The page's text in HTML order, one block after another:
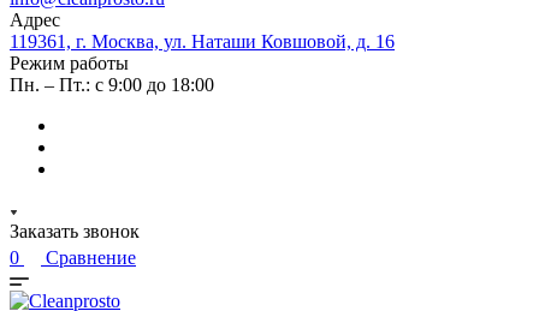
Адрес
119361, г. Москва, ул. Наташи Ковшовой, д. 16
Режим работы
Пн. – Пт.: с 9:00 до 18:00
Заказать звонок
0
Сравнение